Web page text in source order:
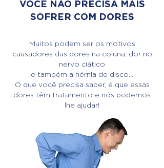
VOCÊ NÃO PRECISA MAIS
SOFRER COM DORES
Muitos podem ser os motivos
causadores das dores na coluna, dor no
nervo ciático
e também a hérnia de disco...
O que você precisa saber, é que essas
dores têm tratamento e nós podemos
lhe ajudar!